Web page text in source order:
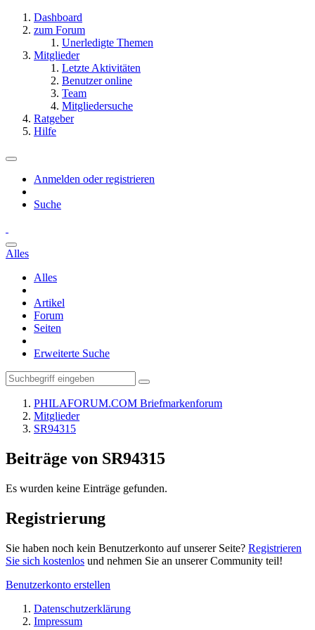
Dashboard
zum Forum
Unerledigte Themen
Mitglieder
Letzte Aktivitäten
Benutzer online
Team
Mitgliedersuche
Ratgeber
Hilfe
Anmelden oder registrieren
Suche
Alles
Alles
Artikel
Forum
Seiten
Erweiterte Suche
PHILAFORUM.COM Briefmarkenforum
Mitglieder
SR94315
Beiträge von SR94315
Es wurden keine Einträge gefunden.
Registrierung
Sie haben noch kein Benutzerkonto auf unserer Seite? Registrieren
Sie sich kostenlos und nehmen Sie an unserer Community teil!
Benutzerkonto erstellen
Datenschutzerklärung
Impressum